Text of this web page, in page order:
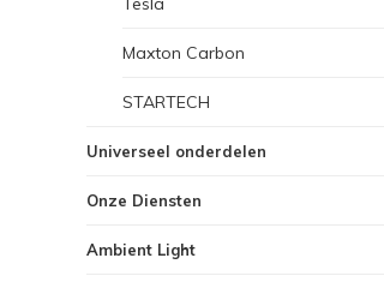
Maxton Carbon
STARTECH
Universeel onderdelen
Onze Diensten
Ambient Light